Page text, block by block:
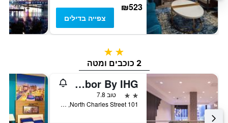
₪523
צפייה בדילים
2 כוכבים
2 כוכבים ומטה
Candlewood Suites Baltimore - Inner Harbor By IHG
2 כוכבים
טוב 7.8
101 North Charles Street, בולטימור, MD, ארצות הברית